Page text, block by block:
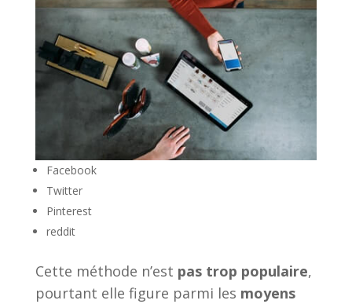
Facebook
Twitter
Pinterest
reddit
Cette méthode n’est pas trop populaire,
pourtant elle figure parmi les moyens